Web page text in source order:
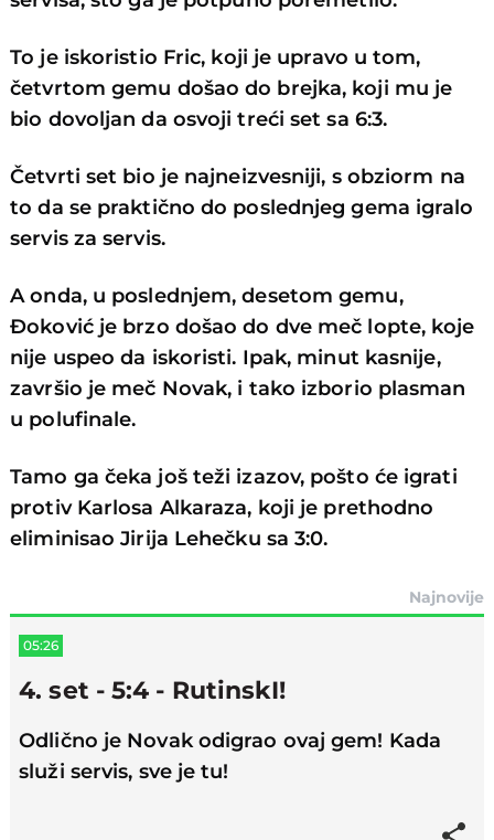
To je iskoristio Fric, koji je upravo u tom,
četvrtom gemu došao do brejka, koji mu je
bio dovoljan da osvoji treći set sa 6:3.
Četvrti set bio je najneizvesniji, s obziorm na
to da se praktično do poslednjeg gema igralo
servis za servis.
A onda, u poslednjem, desetom gemu,
Đoković je brzo došao do dve meč lopte, koje
nije uspeo da iskoristi. Ipak, minut kasnije,
završio je meč Novak, i tako izborio plasman
u polufinale.
Tamo ga čeka još teži izazov, pošto će igrati
protiv Karlosa Alkaraza, koji je prethodno
eliminisao Jirija Lehečku sa 3:0.
Najnovije
05:26
4. set - 5:4 - RutinskI!
Odlično je Novak odigrao ovaj gem! Kada
služi servis, sve je tu!